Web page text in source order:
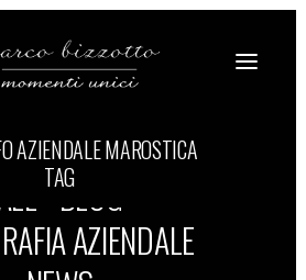
AZIENDALE MAROSTICA
TAGBLOG
AZIENDALE